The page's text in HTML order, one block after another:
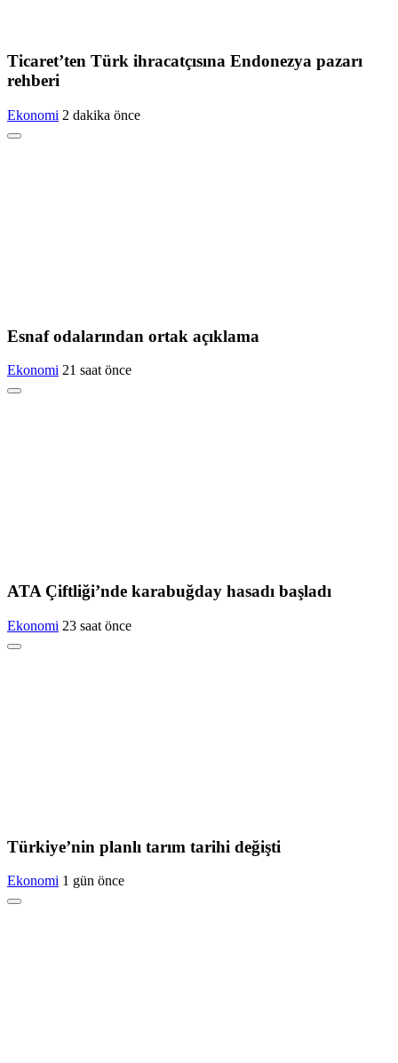
Ticaret’ten Türk ihracatçısına Endonezya pazarı
rehberi
Ekonomi 2 dakika önce
Esnaf odalarından ortak açıklama
Ekonomi 21 saat önce
ATA Çiftliği’nde karabuğday hasadı başladı
Ekonomi 23 saat önce
Türkiye’nin planlı tarım tarihi değişti
Ekonomi 1 gün önce